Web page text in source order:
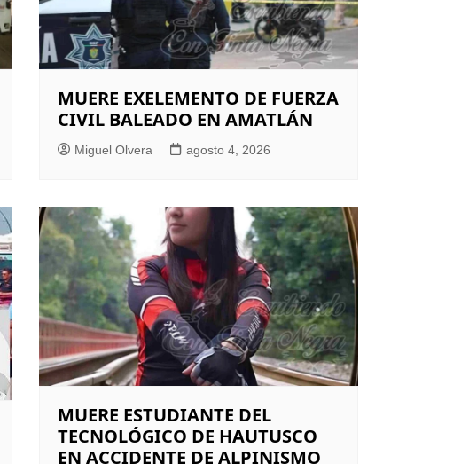
MUERE EXELEMENTO DE FUERZA
CIVIL BALEADO EN AMATLÁN
Miguel Olvera agosto 4, 2026
MUERE ESTUDIANTE DEL
TECNOLÓGICO DE HAUTUSCO
EN ACCIDENTE DE ALPINISMO